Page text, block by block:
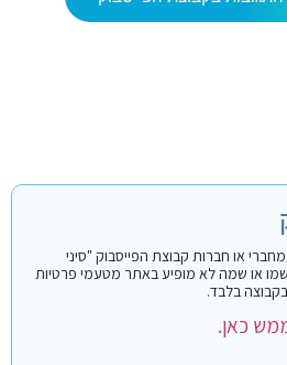
או חברות קבוצת הפייסבוק "סיני
לפני 7 שנים. שמו או שמה לא מופיע באתר מטעמי פרטיות
בלבד.
כאן.